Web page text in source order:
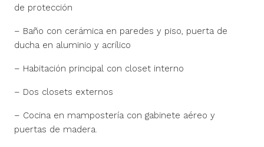
de protección
– Baño con cerámica en paredes y piso, puerta de
ducha en aluminio y acrílico
– Habitación principal con closet interno
– Dos closets externos
– Cocina en mampostería con gabinete aéreo y
puertas de madera.